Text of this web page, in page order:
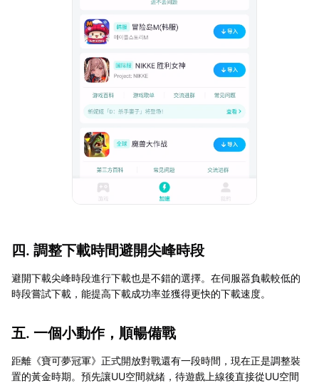
四. 調整下載時間避開尖峰時段
避開下載尖峰時段進行下載也是不錯的選擇。在伺服器負載較低的
時段嘗試下載，能提高下載成功率並獲得更快的下載速度。
五. 一個小動作，順暢備戰
距離《寶可夢冠軍》正式開放對戰還有一段時間，現在正是調整裝
置的黃金時期。預先讓UU空間就緒，待遊戲上線後直接從UU空間